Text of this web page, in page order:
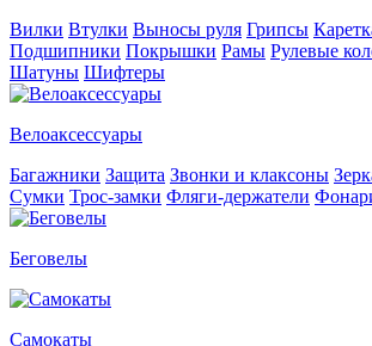
Вилки Втулки Выносы руля Грипсы
Подшипники Покрышки Рамы Рулевые
Шатуны Шифтеры
Велоаксессуары
Багажники Защита Звонки и клаксоны
Сумки Трос-замки Фляги-держатели
Беговелы
Самокаты